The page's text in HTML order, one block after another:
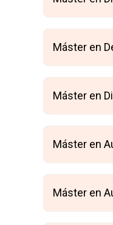
Máster en
Máster en
Máster en
Máster en